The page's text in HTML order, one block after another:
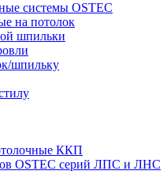
системы OSTEC
на потолок
шпильки
шпильку
ККП
OSTEC серий ЛПС и ЛНС